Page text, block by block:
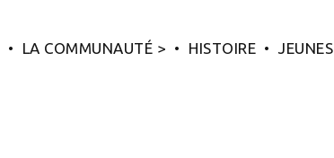
LA COMMUNAUTÉ > HISTOIRE JEUNES